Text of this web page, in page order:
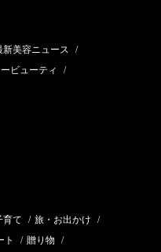
新美容ニュース /
ビューティ /
育て / 旅・お出かけ /
ト / 贈り物 /